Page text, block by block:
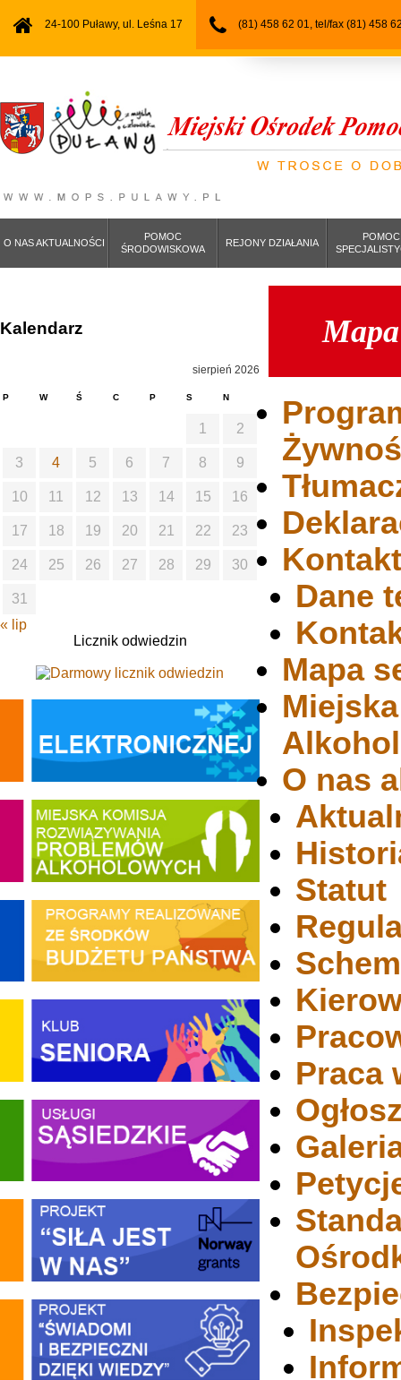
24-100 Puławy, ul. Leśna 17 (81) 458 62 01, tel/fax (81) 458
O NAS AKTUALNOŚCI
POMOC
ŚRODOWISKOWA
REJONY DZIAŁANIA
POMOC
Kontakt
Dane
Mapa
O nas
Statut
Praca
Kalendarz
sierpień 2026
P W Ś C P S N
1 2
3 4 5 6 7 8 9
10 11 12 13 14 15 16
17 18 19 20 21 22 23
24 25 26 27 28 29 30
31
« lip
Licznik odwiedzin